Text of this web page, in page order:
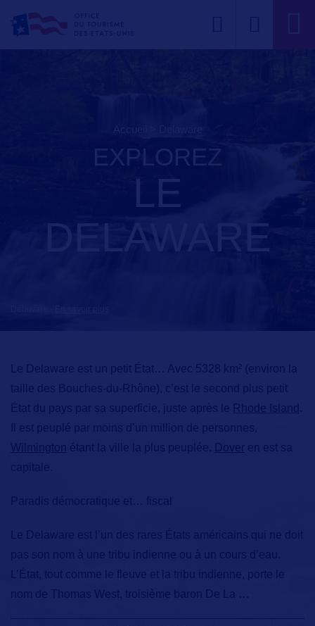
EXPLOREZ
LE
DELAWARE
Le Delaware est un petit État … Avec 5328 km² (environ la
taille des Bouches-du-Rhône), c’est le second plus petit
État du pays par sa superficie, juste après le Rhode Island .
Il est peuplé par moins d’un million de personnes,
Wilmington
étant la ville la plus peuplée. Dover
en est sa
capitale.
Paradis démocratique et… fiscal
Le Delaware est l’un des rares États américains qui ne doit
pas son nom à une tribu indienne ou à un cours d’eau.
L’État, tout comme le fleuve et la tribu indienne, porte le
nom de Thomas West, troisième baron De La